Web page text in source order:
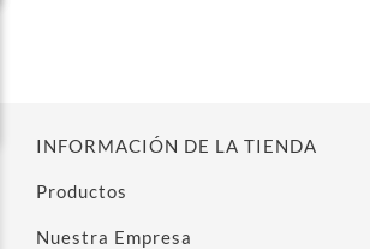
INFORMACIÓN DE LA TIENDA
Productos
Nuestra Empresa